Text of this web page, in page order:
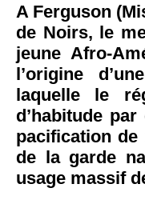
A Ferguson
de Noirs, le
jeune Afro-
l’origine
laquelle le
d’habitude
pacification
de la garde
usage massif